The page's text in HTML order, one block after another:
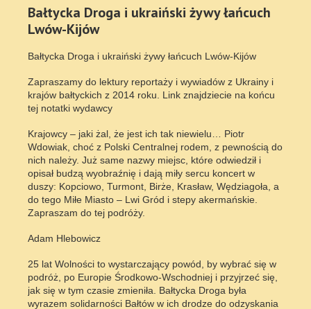
Bałtycka Droga i ukraiński żywy łańcuch
Lwów-Kijów
Bałtycka Droga i ukraiński żywy łańcuch Lwów-Kijów
Zapraszamy do lektury reportaży i wywiadów z Ukrainy i
krajów bałtyckich z 2014 roku. Link znajdziecie na końcu
tej notatki wydawcy
Krajowcy – jaki żal, że jest ich tak niewielu… Piotr
Wdowiak, choć z Polski Centralnej rodem, z pewnością do
nich należy. Już same nazwy miejsc, które odwiedził i
opisał budzą wyobraźnię i dają miły sercu koncert w
duszy: Kopciowo, Turmont, Birże, Krasław, Wędziagoła, a
do tego Miłe Miasto – Lwi Gród i stepy akermańskie.
Zapraszam do tej podróży.
Adam Hlebowicz
25 lat Wolności to wystarczający powód, by wybrać się w
podróż, po Europie Środkowo-Wschodniej i przyjrzeć się,
jak się w tym czasie zmieniła. Bałtycka Droga była
wyrazem solidarności Bałtów w ich drodze do odzyskania